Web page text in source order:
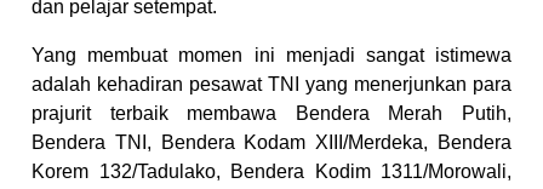
dan pelajar setempat.
Yang membuat momen ini menjadi sangat istimewa
adalah kehadiran pesawat TNI yang menerjunkan para
prajurit terbaik membawa Bendera Merah Putih,
Bendera TNI, Bendera Kodam XIII/Merdeka, Bendera
Korem 132/Tadulako, Bendera Kodim 1311/Morowali,